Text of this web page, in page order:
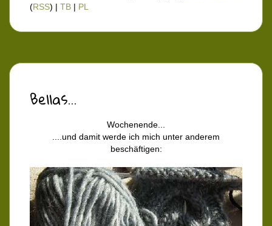
(RSS) | TB | PL
Bellas...
Wochenende...
....und damit werde ich mich unter anderem
beschäftigen: